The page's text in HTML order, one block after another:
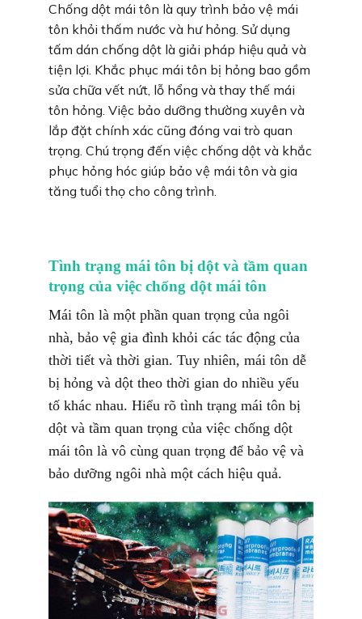
Chống dột mái tôn là quy trình bảo vệ mái
tôn khỏi thấm nước và hư hỏng. Sử dụng
tấm dán chống dột là giải pháp hiệu quả và
tiện lợi. Khắc phục mái tôn bị hỏng bao gồm
sửa chữa vết nứt, lỗ hổng và thay thế mái
tôn hỏng. Việc bảo dưỡng thường xuyên và
lắp đặt chính xác cũng đóng vai trò quan
trọng. Chú trọng đến việc chống dột và khắc
phục hỏng hóc giúp bảo vệ mái tôn và gia
tăng tuổi thọ cho công trình.
Tình trạng mái tôn bị dột và tầm quan
trọng của việc chống dột mái tôn
Mái tôn là một phần quan trọng của ngôi
nhà, bảo vệ gia đình khỏi các tác động của
thời tiết và thời gian. Tuy nhiên, mái tôn dễ
bị hỏng và dột theo thời gian do nhiều yếu
tố khác nhau. Hiểu rõ tình trạng mái tôn bị
dột và tầm quan trọng của việc chống dột
mái tôn là vô cùng quan trọng để bảo vệ và
bảo dưỡng ngôi nhà một cách hiệu quả.